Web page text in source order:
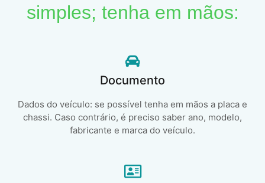
simples; tenha em mãos:
Documento
Dados do veículo: se possível tenha em mãos a placa e
chassi. Caso contrário, é preciso saber ano, modelo,
fabricante e marca do veículo.